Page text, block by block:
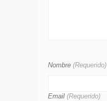
Nombre (Requerido)
Email (Requerido)